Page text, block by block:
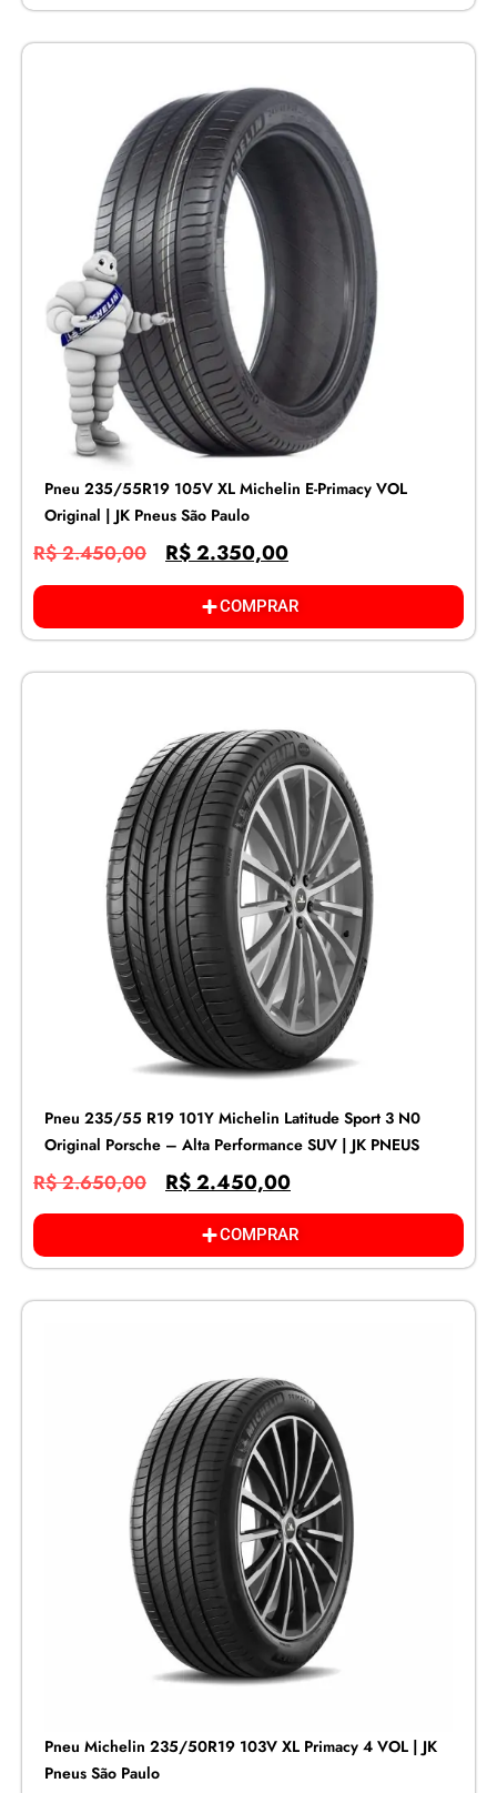
Pneu 235/55R19 105V XL Michelin E-Primacy VOL
Original | JK Pneus São Paulo
R$2.450,00 R$2.350,00
COMPRAR
Pneu 235/55 R19 101Y Michelin Latitude Sport 3 N0
Original Porsche – Alta Performance SUV | JK PNEUS
R$2.650,00 R$2.450,00
COMPRAR
Pneu Michelin 235/50R19 103V XL Primacy 4 VOL | JK
Pneus São Paulo